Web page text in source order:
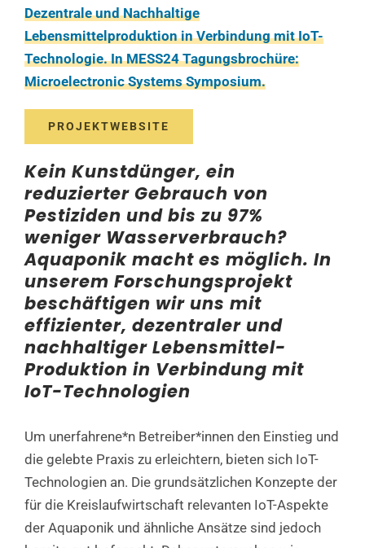
Dezentrale und Nachhaltige
Lebensmittelproduktion in Verbindung mit IoT-
Technologie. In MESS24 Tagungsbrochüre:
Microelectronic Systems Symposium.
PROJEKTWEBSITE
Kein Kunstdünger, ein
reduzierter Gebrauch von
Pestiziden und bis zu 97%
weniger Wasserverbrauch?
Aquaponik macht es möglich. In
unserem Forschungsprojekt
beschäftigen wir uns mit
effizienter, dezentraler und
nachhaltiger Lebensmittel-
Produktion in Verbindung mit
IoT-Technologien
Um unerfahrene*n Betreiber*innen den Einstieg und
die gelebte Praxis zu erleichtern, bieten sich IoT-
Technologien an. Die grundsätzlichen Konzepte der
für die Kreislaufwirtschaft relevanten IoT-Aspekte
der Aquaponik und ähnliche Ansätze sind jedoch